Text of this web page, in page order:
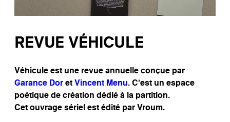
REVUE VÉHICULE
Véhicule est une revue annuelle conçue par
Garance DoretVincent Menu. C’est un espace
poétique de création dédié à la partition.
Cet ouvrage sériel est édité par Vroum.